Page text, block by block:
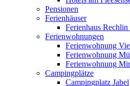
Pensionen
Ferienhäuser
Ferienhaus
Ferienwohnungen
Ferienwohnung
Ferienwohnung
Ferienwohnung
Campingplätze
Campingplatz Jabel